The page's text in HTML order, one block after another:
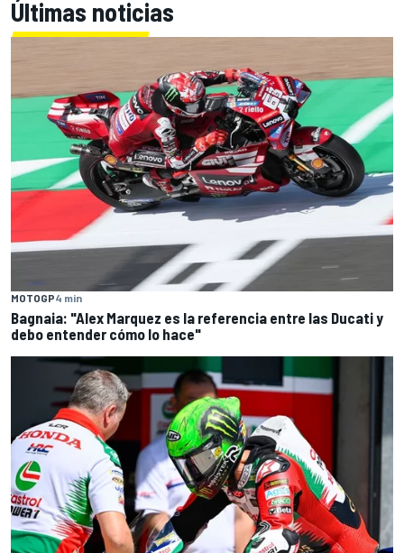
Últimas noticias
MOTOGP4 min
Bagnaia: "Alex Marquez es la referencia entre las Ducati y
debo entender cómo lo hace"